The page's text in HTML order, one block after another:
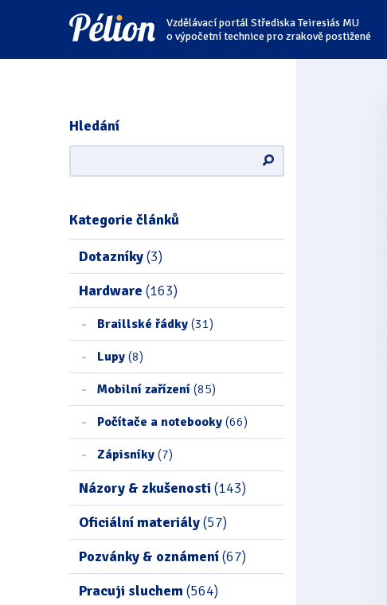
Přejít
na
štítky
Přejít
na
kategorie
Přejít
na
obsah
Vzdělávací portál Střediska Teiresiás MU
o výpočetní technice pro zrakově postižené
Hledání
Kategorie článků
Dotazníky(3)
Hardware (163)
Braillské řádky (31)
Lupy (8)
Mobilní zařízení (85)
Počítače a notebooky (66)
Zápisníky (7)
Názory & zkušenosti (143)
Oficiální materiály(57)
Pozvánky & oznámení(67)
Pracuji sluchem(564)